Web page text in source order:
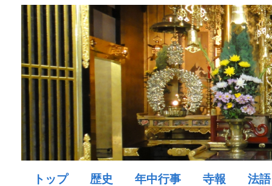
トップ 歴史 年中行事 寺報 法語